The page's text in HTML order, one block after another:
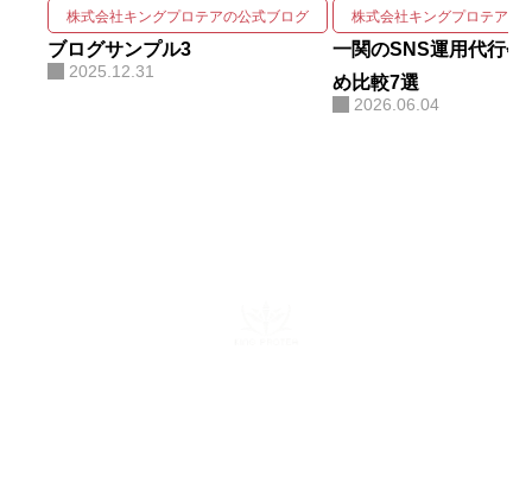
画・撮影・編集・運用をワンスト
ップで回しながら、そこにAIを掛
け合わせて成果を伸ばす実装力に
ある。AIコンサルティング・AI研
株式会社キングプロテアの公式ブログ
ブログサンプル3
2025.12.31
株式会社キングプロテアの
一関のSNS運用代行会
め比較7選
2026.06.04